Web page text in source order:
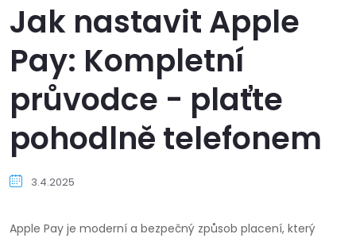
Jak nastavit Apple
Pay: Kompletní
průvodce - plaťte
pohodlně telefonem
3.4.2025
Apple Pay je moderní a bezpečný způsob placení, který